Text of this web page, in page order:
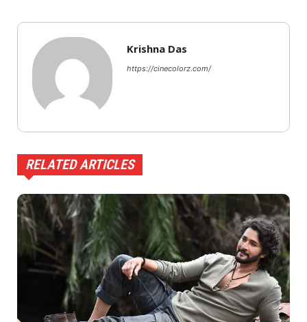
Krishna Das
https://cinecolorz.com/
RELATED ARTICLES